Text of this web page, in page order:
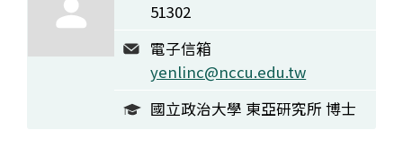
51302
電子信箱
yenlinc@nccu.edu.tw
國立政治大學 東亞研究所 博士